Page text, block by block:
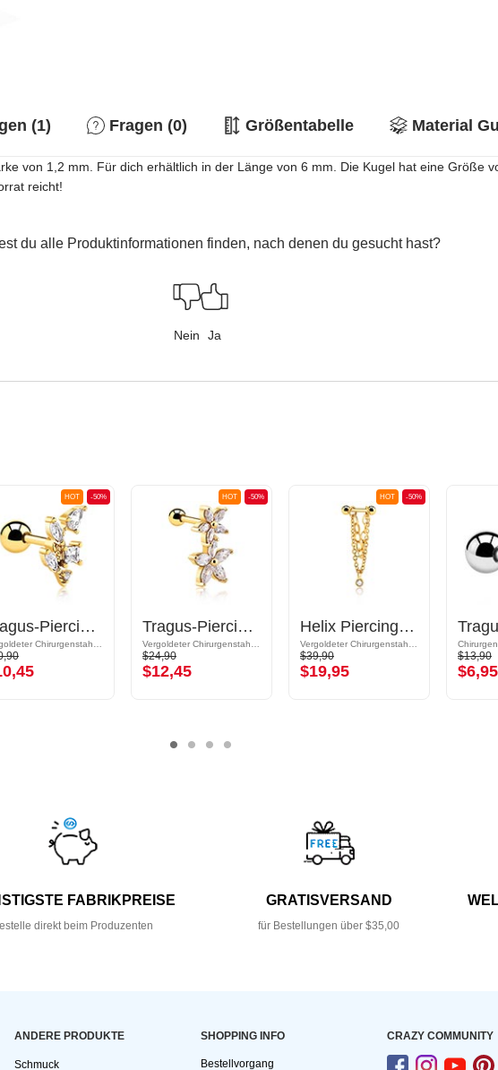
(1) Fragen (0) Größentabelle Material
von 1,2 mm. Für dich erhältlich in der Länge von 6 mm. Die Kugel hat eine Größe
reicht!
du alle Produktinformationen finden, nach denen du gesucht hast?
Nein Ja
-50%
HOT
Tragus-Piercing mit Kristallsteinchen
-50%
HOT
Tragus-Piercing mit Blumen-Design und Kristallsteinchen
$24,90
$12,45
-50%
HOT
Helix Piercing mit Kette und Kristallstein
$39,90
$19,95
$13,90
$6,95
FABRIKPREISE
direkt beim Produzenten
GRATISVERSAND
für Bestellungen über $35,00
ANDERE PRODUKTE
Schmuck
SHOPPING INFO
Bestellvorgang
CRAZY COMMUNITY